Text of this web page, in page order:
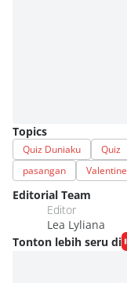
Topics
Quiz Duniaku Quiz
pasangan
Valentine
Editorial Team
Editor
Lea Lyliana
Tonton lebih seru di